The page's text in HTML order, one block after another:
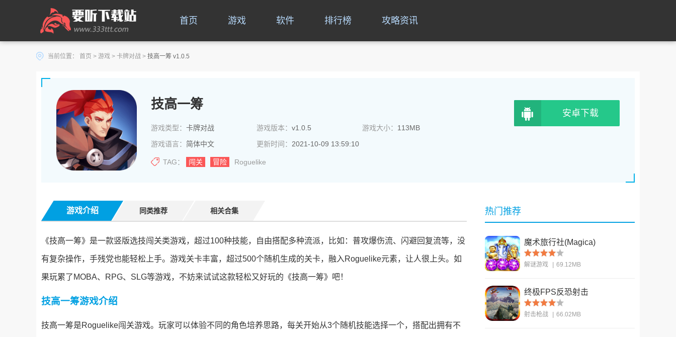
首页 游戏 软件 排行榜 攻略资讯
当前位置： 首页 > 游戏 > 卡牌对战 > 技高一筹 v1.0.5
技高一筹
游戏类型： 卡牌对战 游戏版本： v1.0.5 游戏大小： 113MB
游戏语言： 简体中文 更新时间： 2021-10-09 13:59:10
TAG： 闯关 冒险 Roguelike
安卓下载
游戏介绍 同类推荐 相关合集
《技高一筹》是一款竖版选技闯关类游戏，超过100种技能，自由搭配多种流派，比如：普攻爆伤流、闪避回复流等，没
有复杂操作，手残党也能轻松上手。游戏关卡丰富，超过500个随机生成的关卡，融入Roguelike元素，让人很上头。如
果玩累了MOBA、RPG、SLG等游戏，不妨来试试这款轻松又好玩的《技高一筹》吧！
技高一筹游戏介绍
技高一筹是Roguelike闯关游戏。玩家可以体验不同的角色培养思路，每关开始从3个随机技能选择一个，搭配出拥有不
热门推荐
魔术旅行社(Magica)
解谜游戏 69.12MB
终极FPS反恐射击
(ULTIMATE FPS
Counter Terrorist S)
射击枪战 66.02MB